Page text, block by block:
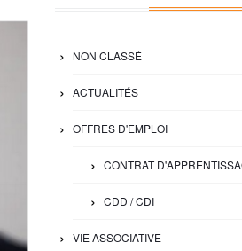
NON CLASSÉ
ACTUALITÉS
OFFRES D'EMPLOI
CONTRAT
CDD / CDI
VIE ASSOCIATIVE